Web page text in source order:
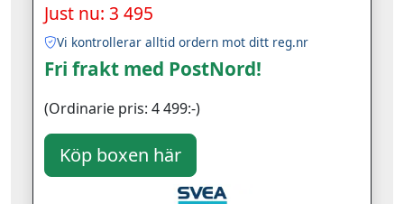
Just nu: 3 495
Vi kontrollerar alltid ordern mot ditt reg.nr
Fri frakt med PostNord!
(Ordinarie pris: 4 499:-)